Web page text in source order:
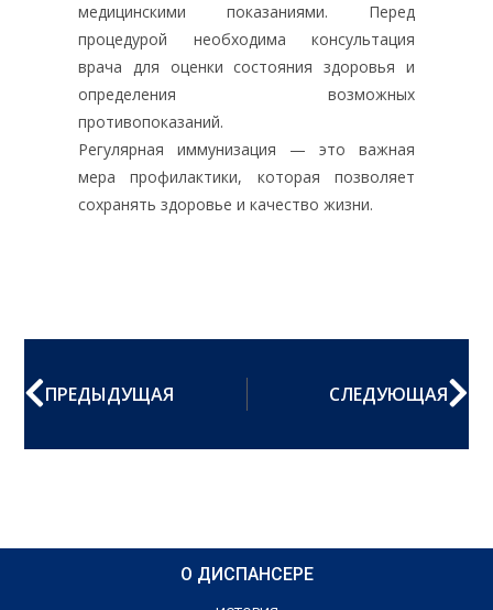
медицинскими показаниями. Перед
процедурой необходима консультация
врача для оценки состояния здоровья и
определения возможных
противопоказаний.
Регулярная иммунизация — это важная
мера профилактики, которая позволяет
сохранять здоровье и качество жизни.
ПРЕДЫДУЩАЯ СЛЕДУЮЩАЯ
О ДИСПАНСЕРЕ